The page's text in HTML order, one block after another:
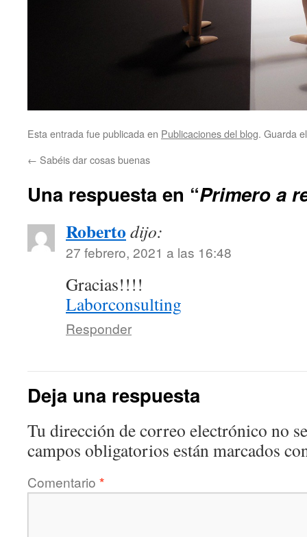
Esta entrada fue publicada en Publicaciones del blog. Guarda
← Sabéis dar cosas buenas
Una respuesta en “Primero a
Roberto dijo:
27 febrero, 2021 a las 16:48
Gracias!!!!
Laborconsulting
Responder
Deja una respuesta
Tu dirección de correo electrónico no
campos obligatorios están marcados
Comentario *